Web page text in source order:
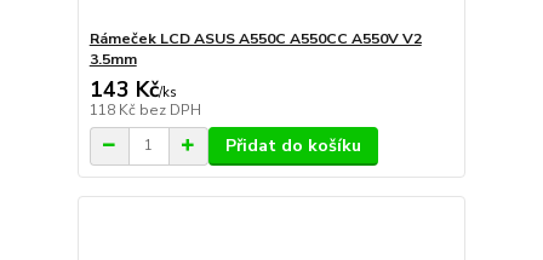
Rámeček LCD ASUS A550C A550CC A550V V2
3.5mm
143 Kč/ks
118 Kč bez DPH
Přidat do košíku